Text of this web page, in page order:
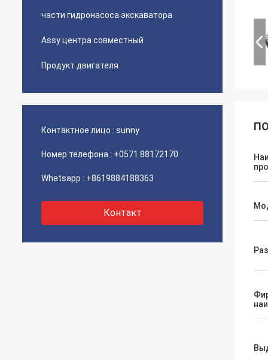
части гидронасоса экскаватора
Assy центра совместный
Продукт двигателя
Контактное лицо : sunny
Номер телефона : +0571 88172170
Whatsapp : +8619884188363
Контакт